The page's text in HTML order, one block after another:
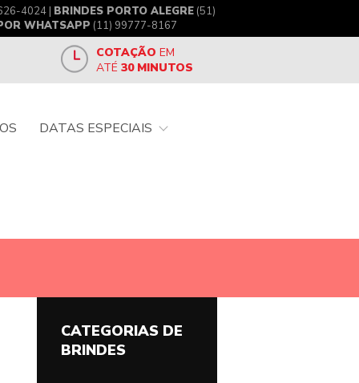
4024 | BRINDES PORTO ALEGRE(51)
WHATSAPP (11) 99777-8167
COTAÇÃO EM
ATÉ 30 MINUTOS
DATAS ESPECIAIS
CATEGORIAS DE
BRINDES